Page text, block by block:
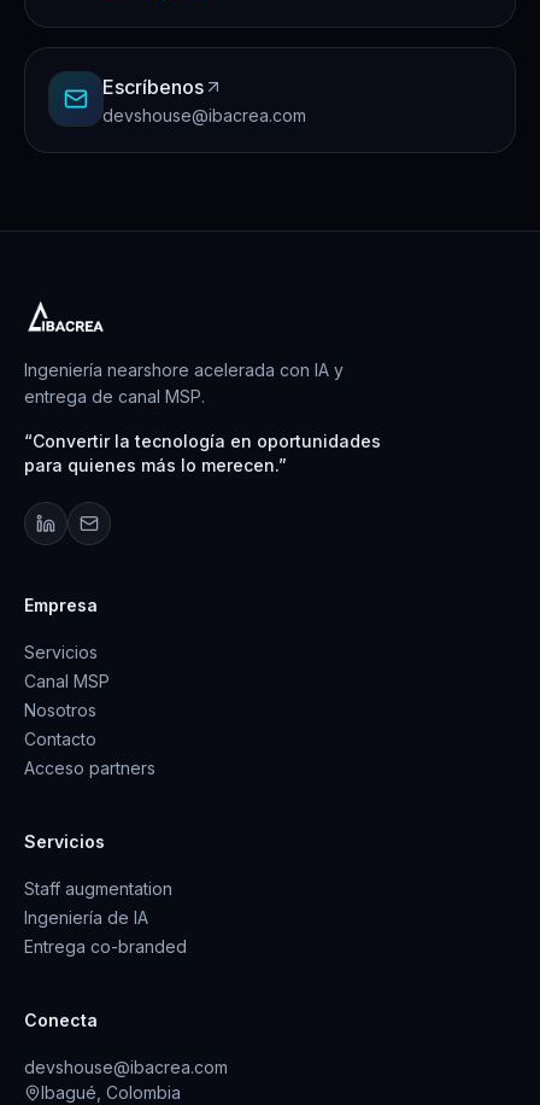
Escríbenos
devshouse@ibacrea.com
Ingeniería nearshore acelerada con IA y
entrega de canal MSP.
“Convertir la tecnología en oportunidades
para quienes más lo merecen.”
Empresa
Servicios
Canal MSP
Nosotros
Contacto
Acceso partners
Servicios
Staff augmentation
Ingeniería de IA
Entrega co-branded
Conecta
devshouse@ibacrea.com
Ibagué, Colombia